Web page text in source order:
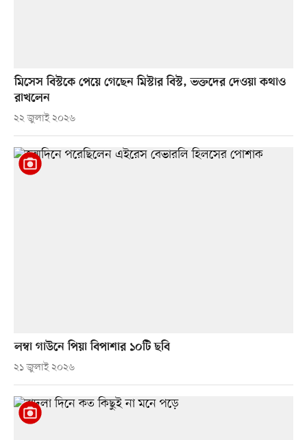
মিসেস বিস্টকে পেয়ে গেছেন মিস্টার বিস্ট, ভক্তদের দেওয়া কথাও
রাখলেন
২২ জুলাই ২০২৬
লম্বা গাউনে পিয়া বিপাশার ১০টি ছবি
২১ জুলাই ২০২৬